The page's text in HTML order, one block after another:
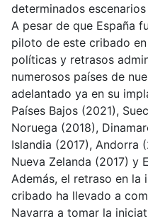
determinados
A pesar de que España
piloto de este cribado
políticas y retrasos
numerosos países de
adelantado ya en su
Países Bajos (2021),
Noruega (2018),
Islandia (2017), Andorra
Nueva Zelanda (2017) y
Además, el retraso en la
cribado ha llevado a
Navarra a tomar la